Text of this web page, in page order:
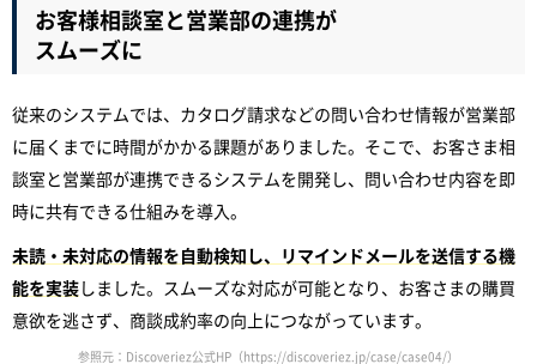
お客様相談室と営業部の連携が
スムーズに
従来のシステムでは、カタログ請求などの問い合わせ情報が営業部
に届くまでに時間がかかる課題がありました。そこで、お客さま相
談室と営業部が連携できるシステムを開発し、問い合わせ内容を即
時に共有できる仕組みを導入。
未読・未対応の情報を自動検知し、リマインドメールを送信する機
能を実装しました。スムーズな対応が可能となり、お客さまの購買
意欲を逃さず、商談成約率の向上につながっています。
参照元：Discoveriez公式HP（https://discoveriez.jp/case/case04/）